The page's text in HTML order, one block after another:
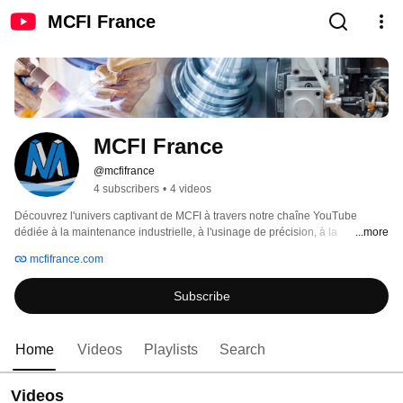
MCFI France
MCFI France
@mcfifrance
4 subscribers • 4 videos
Découvrez l'univers captivant de MCFI à travers notre chaîne YouTube
dédiée à la maintenance industrielle, à l'usinage de précision, à la
cœur de l'action et explorez le fonctionnement impeccable de nos machines
à la pointe de la technologie.
...more
mcfifrance.com
Subscribe
Home Videos Playlists Search
Videos